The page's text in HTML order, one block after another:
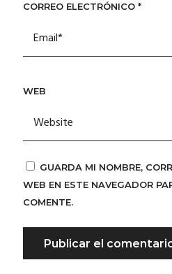
CORREO ELECTRÓNICO *
WEB
GUARDA MI NOMBRE,
WEB EN ESTE NAVEGADOR
COMENTE.